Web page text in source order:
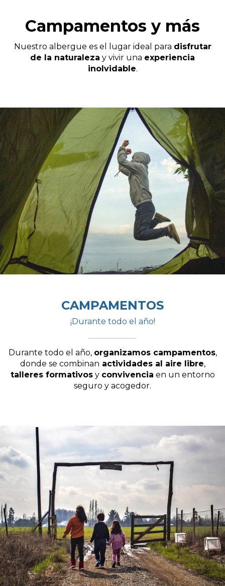
Campamentos y más
Nuestro albergue es el lugar ideal para disfrutar
de la naturaleza y vivir una experiencia
inolvidable.
CAMPAMENTOS
¡Durante todo el año!
Durante todo el año, organizamos campamentos,
donde se combinan actividades al aire libre,
talleres formativosy convivencia en un entorno
seguro y acogedor.